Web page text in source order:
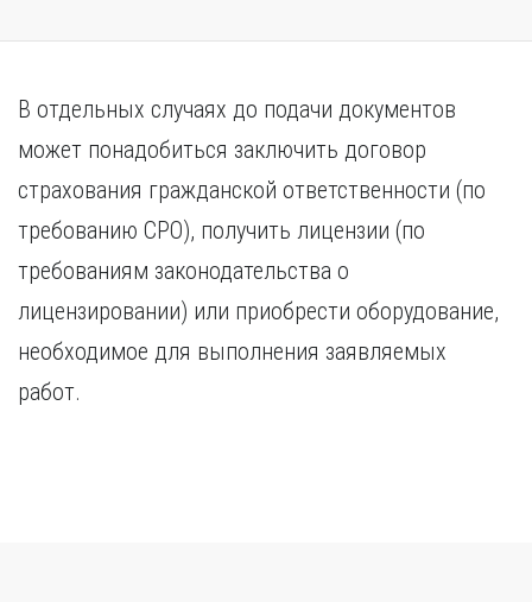
В отдельных случаях до подачи документов
может понадобиться заключить договор
страхования гражданской ответственности (по
требованию СРО), получить лицензии (по
требованиям законодательства о
лицензировании) или приобрести оборудование,
необходимое для выполнения заявляемых
работ.